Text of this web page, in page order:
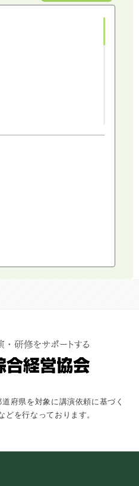
し方
サー
府県を対象に講演依頼に基づく
どを行なっております。